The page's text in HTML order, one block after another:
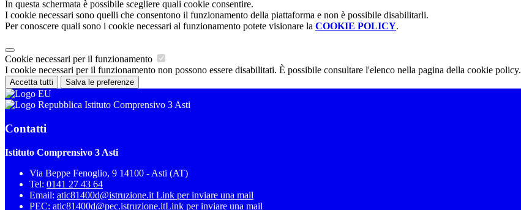
In questa schermata è possibile scegliere quali cookie consentire.
I cookie necessari sono quelli che consentono il funzionamento della piattaforma e non è possibile disabilitarli.
Per conoscere quali sono i cookie necessari al funzionamento potete visionare la COOKIE POLICY.
Cookie necessari per il funzionamento
I cookie necessari per il funzionamento non possono essere disabilitati. È possibile consultare l'elenco nella pagina della cookie policy.
Accetta tutti Salva le preferenze
Istituto Comprensivo 3 Asti
Contatti
Istituto Comprensivo 3 Asti
Via Beppe Fenoglio, 9 14100 - Asti (AT)
Tel: 0141 27 43 64
Email: atic81400d@istruzione.it Link per inviare una mail
PEC: atic81400d@pec.istruzione.itLink per inviare una mail